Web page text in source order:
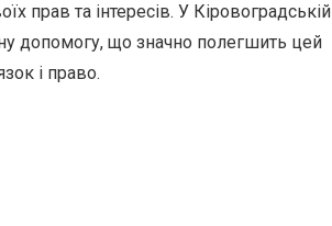
прав та інтересів. У Кіровоградській
допомогу, що значно полегшить цей
і право.